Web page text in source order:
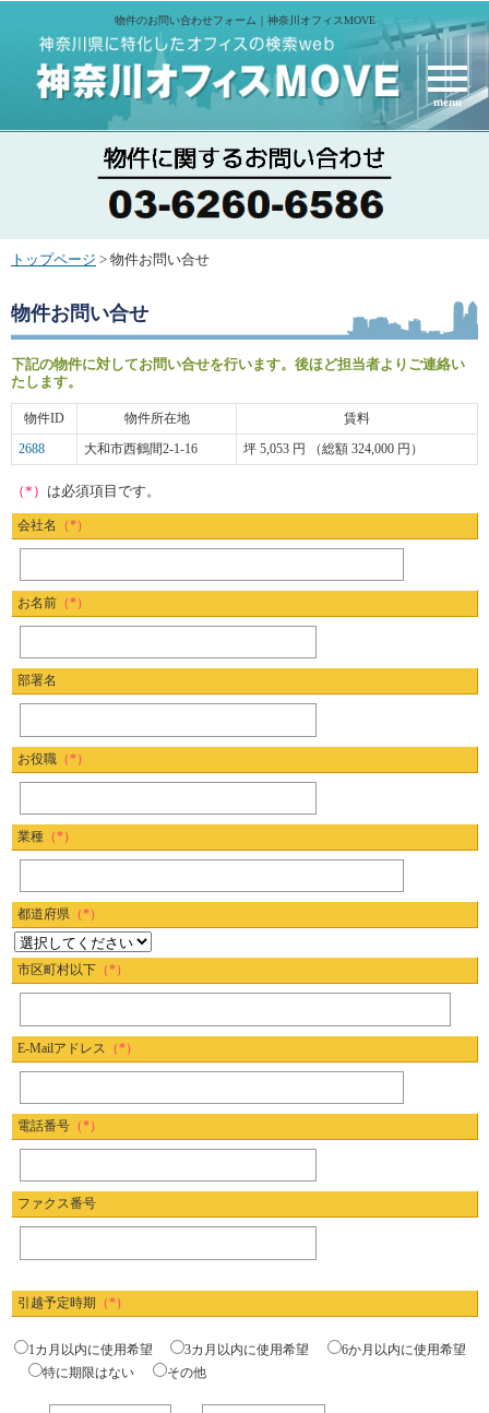
物件のお問い合わせフォーム｜神奈川オフィスMOVE
menu
トップページ > 物件お問い合せ
物件お問い合せ
下記の物件に対してお問い合せを行います。後ほど担当者よりご連絡い
たします。
物件ID 物件所在地 賃料
2688 大和市西鶴間2-1-16 坪 5,053 円 （総額 324,000 円）
（*） は必須項目です。
会社名 （*）
お名前 （*）
部署名
お役職 （*）
業種 （*）
都道府県 （*）
市区町村以下 （*）
E-Mailアドレス （*）
電話番号 （*）
ファクス番号
引越予定時期 （*）
1カ月以内に使用希望 3カ月以内に使用希望
6か月以内に使用希望
特に期限はない
その他